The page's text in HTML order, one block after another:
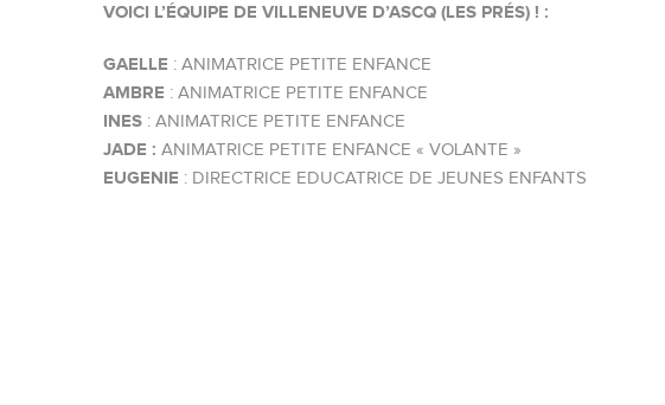
VOICI L’ÉQUIPE DE VILLENEUVE D’ASCQ (LES PRÉS) ! :
GAELLE : ANIMATRICE PETITE ENFANCE
AMBRE : ANIMATRICE PETITE ENFANCE
INES : ANIMATRICE PETITE ENFANCE
JADE : ANIMATRICE PETITE ENFANCE « VOLANTE »
EUGENIE : DIRECTRICE EDUCATRICE DE JEUNES ENFANTS